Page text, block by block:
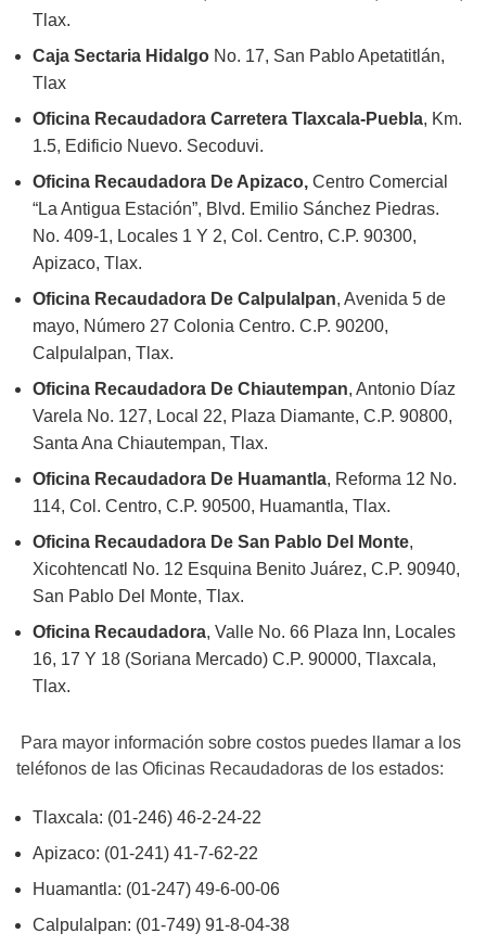
Tlax.
Caja Sectaria Hidalgo No. 17, San Pablo Apetatitlán,
Tlax
Oficina Recaudadora Carretera Tlaxcala-Puebla, Km.
1.5, Edificio Nuevo. Secoduvi.
Oficina Recaudadora De Apizaco, Centro Comercial
“La Antigua Estación”, Blvd. Emilio Sánchez Piedras.
No. 409-1, Locales 1 Y 2, Col. Centro, C.P. 90300,
Apizaco, Tlax.
Oficina Recaudadora De Calpulalpan, Avenida 5 de
mayo, Número 27 Colonia Centro. C.P. 90200,
Calpulalpan, Tlax.
Oficina Recaudadora De Chiautempan, Antonio Díaz
Varela No. 127, Local 22, Plaza Diamante, C.P. 90800,
Santa Ana Chiautempan, Tlax.
Oficina Recaudadora De Huamantla, Reforma 12 No.
114, Col. Centro, C.P. 90500, Huamantla, Tlax.
Oficina Recaudadora De San Pablo Del Monte,
Xicohtencatl No. 12 Esquina Benito Juárez, C.P. 90940,
San Pablo Del Monte, Tlax.
Oficina Recaudadora, Valle No. 66 Plaza Inn, Locales
16, 17 Y 18 (Soriana Mercado) C.P. 90000, Tlaxcala,
Tlax.
Para mayor información sobre costos puedes llamar a los
teléfonos de las Oficinas Recaudadoras de los estados:
Tlaxcala: (01-246) 46-2-24-22
Apizaco: (01-241) 41-7-62-22
Huamantla: (01-247) 49-6-00-06
Calpulalpan: (01-749) 91-8-04-38